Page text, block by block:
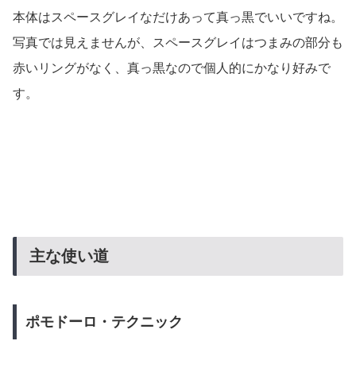
本体はスペースグレイなだけあって真っ黒でいいですね。
写真では見えませんが、スペースグレイはつまみの部分も
赤いリングがなく、真っ黒なので個人的にかなり好みで
す。
主な使い道
ポモドーロ・テクニック